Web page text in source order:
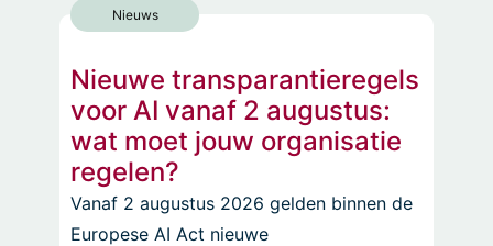
Nieuws
Nieuwe transparantieregels
voor AI vanaf 2 augustus:
wat moet jouw organisatie
regelen?
Vanaf 2 augustus 2026 gelden binnen de
Europese AI Act nieuwe